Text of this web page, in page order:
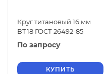
Круг титановый 16 мм
ВТ18 ГОСТ 26492-85
По запросу
КУПИТЬ